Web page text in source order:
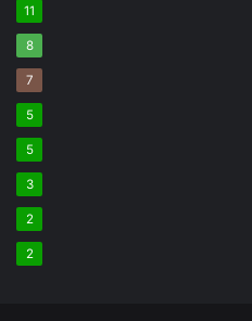
11
8
7
5
5
3
2
2